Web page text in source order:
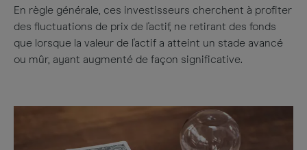
En règle générale, ces investisseurs cherchent à profiter
des fluctuations de prix de l'actif, ne retirant des fonds
que lorsque la valeur de l'actif a atteint un stade avancé
ou mûr, ayant augmenté de façon significative.